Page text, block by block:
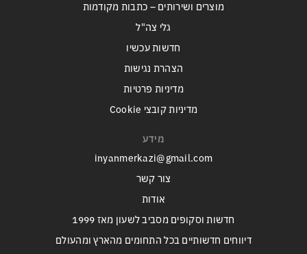
מוצרים ושירותים – כתבות מקודמות
גלי צה"ל
חדשות עכשיו
הצהרת נגישות
מדיניות פרטיות
מדיניות קובצי Cookie
מידע
inyanmerkazi@gmail.com
צור קשר
אודות
חדשות וסקופים מסביב לשעון מאז 1999
דיווחים חדשותיים בכל התחומים מהארץ ומהעולם